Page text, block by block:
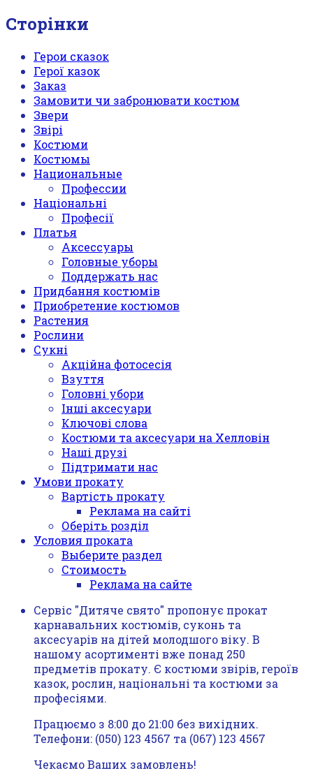
Сторінки
Герои сказок
Герої казок
Заказ
Замовити чи забронювати костюм
Звери
Звірі
Костюми
Костюмы
Национальные
Профессии
Національні
Професії
Платья
Аксессуары
Головные уборы
Поддержать нас
Придбання костюмів
Приобретение костюмов
Растения
Рослини
Сукні
Акційна фотосесія
Взуття
Головні убори
Інші аксесуари
Ключові слова
Костюми та аксесуари на Хелловін
Наші друзі
Підтримати нас
Умови прокату
Вартість прокату
Реклама на сайті
Оберіть розділ
Условия проката
Выберите раздел
Стоимость
Реклама на сайте
Сервіс "Дитяче свято" пропонує прокат
карнавальних костюмів, суконь та
аксесуарів на дітей молодшого віку. В
нашому асортименті вже понад 250
предметів прокату. Є костюми звірів, героїв
казок, рослин, національні та костюми за
професіями.
Працюємо з 8:00 до 21:00 без вихідних.
Телефони: (050) 123 4567 та (067) 123 4567
Чекаємо Ваших замовлень!